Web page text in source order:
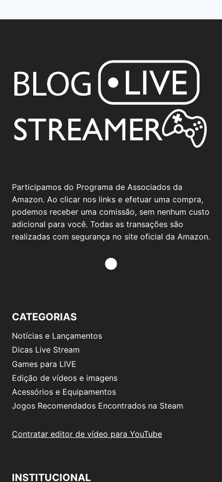
Participamos do Programa de Associados da
Amazon. Ao clicar nos links e efetuar uma compra,
podemos receber uma comissão, sem nenhum custo
adicional para você. Todas as transações são
realizadas com segurança no site oficial da Amazon.
CATEGORIAS
Notícias e Lançamentos
Dicas Live Stream
Games para LIVE
Edição de vídeos e imagens
Acessórios e Equipamentos
Jogos Recomendados Encontrados na Steam
Contratar editor de vídeo para YouTube
INSTITUCIONAL